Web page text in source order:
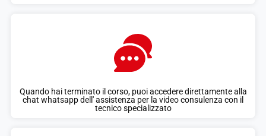
Quando hai terminato il corso, puoi accedere direttamente alla
chat whatsapp dell' assistenza per la video consulenza con il
tecnico specializzato